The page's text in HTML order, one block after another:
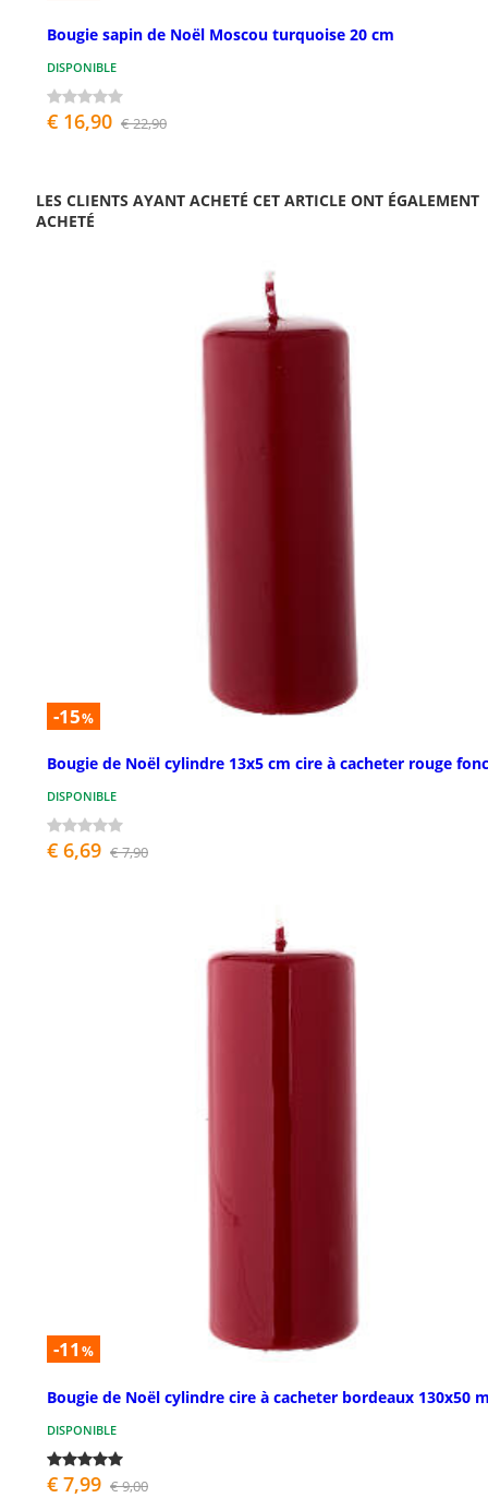
Bougie sapin de Noël Moscou turquoise 20 cm
DISPONIBLE
€ 16,90 € 22,90
LES CLIENTS AYANT ACHETÉ CET ARTICLE ONT ÉGALEMENT
ACHETÉ
-15%
Bougie de Noël cylindre 13x5 cm cire à cacheter rouge
DISPONIBLE
€ 6,69 € 7,90
-11 %
Bougie de Noël cylindre cire à cacheter bordeaux 130x50
DISPONIBLE
€ 7,99 € 9,00